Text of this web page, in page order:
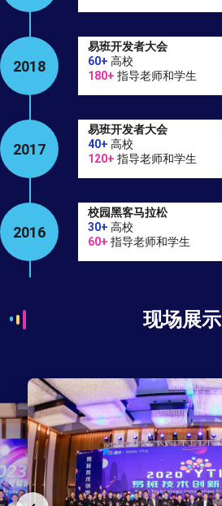
2018
易班开发者大会
60+ 高校
180+ 指导老师和学生
2017
易班开发者大会
40+ 高校
120+ 指导老师和学生
2016
校园黑客马拉松
30+ 高校
60+ 指导老师和学生
现场展示